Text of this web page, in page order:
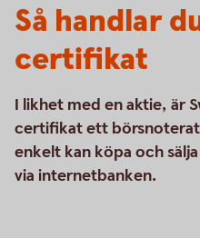
Så handlar
certifikat
I likhet med en aktie, är
certifikat ett
enkelt kan köpa och
via internetbanken.